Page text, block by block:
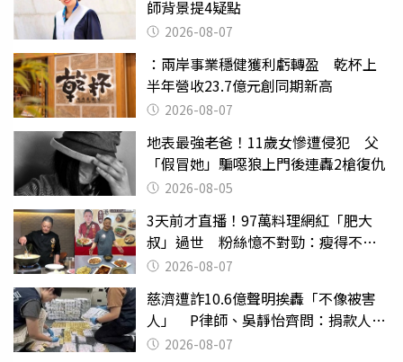
師背景提4疑點
2026-08-07
：兩岸事業穩健獲利虧轉盈 乾杯上
半年營收23.7億元創同期新高
2026-08-07
地表最強老爸！11歲女慘遭侵犯 父
「假冒她」騙噁狼上門後連轟2槍復仇
2026-08-05
3天前才直播！97萬料理網紅「肥大
叔」過世 粉絲憶不對勁：瘦得不合
理 2026-08-07
慈濟遭詐10.6億聲明挨轟「不像被害
人」 P律師、吳靜怡齊問：捐款人有
權知道真相
2026-08-07